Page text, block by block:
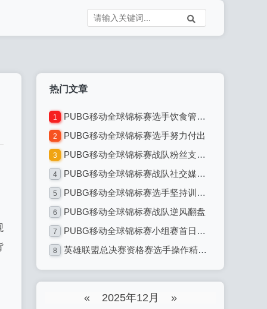
热门文章
1 PUBG移动全球锦标赛选手饮食管理：专业电竞选手的饮食之道
2 PUBG移动全球锦标赛选手努力付出
3 PUBG移动全球锦标赛战队粉丝支持热情高涨
4 PUBG移动全球锦标赛战队社交媒体互动
5 PUBG移动全球锦标赛选手坚持训练不懈
6 PUBG移动全球锦标赛战队逆风翻盘
7 PUBG移动全球锦标赛小组赛首日：激烈对决引爆全球电竞热潮
8 英雄联盟总决赛资格赛选手操作精准无误：电竞巅峰的精准艺术
« 2025年12月 »